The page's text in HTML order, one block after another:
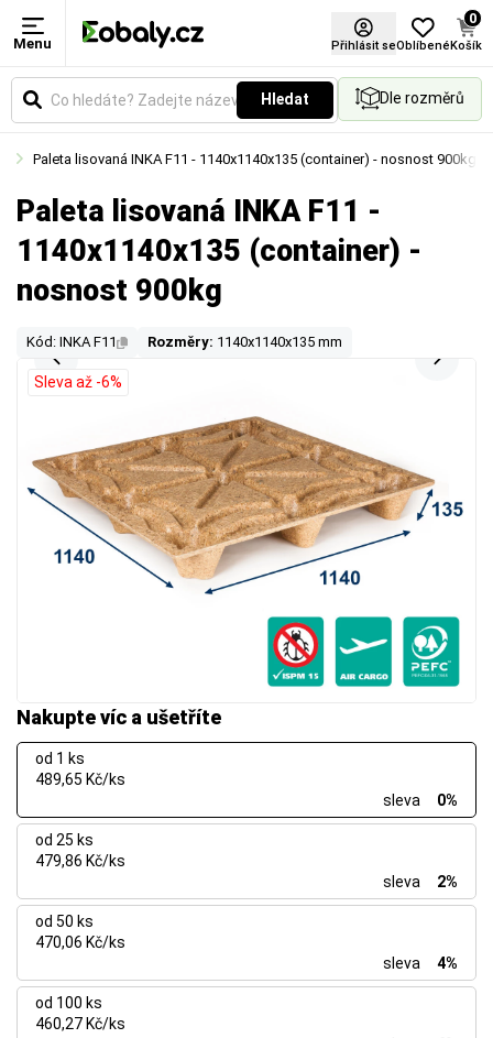
Menu Přihlásit seOblíbené
0
Košík
Hledat Dle rozměrů
Paleta lisovaná INKA F11 - 1140x1140x135 (container) - nosnost 900kg
Paleta lisovaná INKA F11 -
1140x1140x135 (container) -
nosnost 900kg
Kód: INKA F11 Rozměry: 1140x1140x135 mm
Nakupte víc a ušetříte
od 1 ks
489,65 Kč/ks
sleva
0%
od 25 ks
479,86 Kč/ks
sleva
2%
od 50 ks
470,06 Kč/ks
sleva
4%
od 100 ks
460,27 Kč/ks
Sleva až -6%